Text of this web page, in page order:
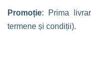
Promoție: Prima
termene și condiții).